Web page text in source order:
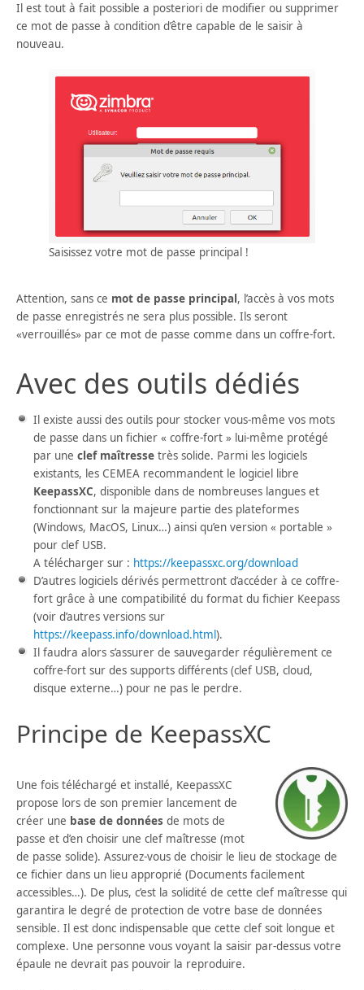
Il est tout à fait possible a posteriori de modifier ou supprimer
ce mot de passe à condition d’être capable de le saisir à
nouveau.
Saisissez votre mot de passe principal !
Attention, sans ce mot de passe principal, l’accès à vos mots
de passe enregistrés ne sera plus possible. Ils seront
«verrouillés» par ce mot de passe comme dans un coffre-fort.
Avec des outils dédiés
Il existe aussi des outils pour stocker vous-même vos mots
de passe dans un fichier « coffre-fort » lui-même protégé
par une clef maîtressetrès solide. Parmi les logiciels
existants, les CEMEA recommandent le logiciel libre
KeepassXC, disponible dans de nombreuses langues et
fonctionnant sur la majeure partie des plateformes
(Windows, MacOS, Linux…) ainsi qu’en version « portable »
pour clef USB.
A télécharger sur : https://keepassxc.org/download
D’autres logiciels dérivés permettront d’accéder à ce coffre-
fort grâce à une compatibilité du format du fichier Keepass
(voir d’autres versions sur
https://keepass.info/download.html).
Il faudra alors s’assurer de sauvegarder régulièrement ce
coffre-fort sur des supports différents (clef USB, cloud,
disque externe…) pour ne pas le perdre.
Principe de KeepassXC
Une fois téléchargé et installé, KeepassXC
propose lors de son premier lancement de
créer une base de données de mots de
passe et d’en choisir une clef maîtresse (mot
de passe solide). Assurez-vous de choisir le lieu de stockage de
ce fichier dans un lieu approprié (Documents facilement
accessibles…). De plus, c’est la solidité de cette clef maîtresse qui
garantira le degré de protection de votre base de données
sensible. Il est donc indispensable que cette clef soit longue et
complexe. Une personne vous voyant la saisir par-dessus votre
épaule ne devrait pas pouvoir la reproduire.